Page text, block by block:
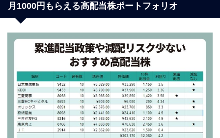
月1000円もらえる高配当株ポートフォリオ